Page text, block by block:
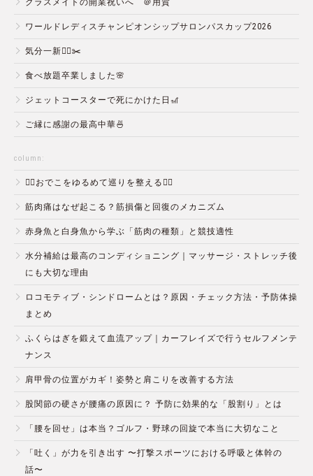
クラスメイトの開業祝いへ ＠用賀
ワールドレディスチャンピオンシップサロンパスカップ2026
気分一新💇‍♂️✂️
食べ放題卒業しました🌸
ジェットコースターで死にかけた日🎢
ご縁に感謝の最高中華🍜
column:
💆‍♀️おでこをゆるめて巡りを整える💆‍♂️
筋肉痛はなぜ起こる？筋損傷と回復のメカニズム
赤身魚と白身魚から学ぶ「筋肉の種類」と競技適性
水分補給は最高のコンディショニング｜マッサージ・ストレッチ後
にも大切な理由
ロコモティブ・シンドロームとは？原因・チェック方法・予防体操
まとめ
ふくらはぎを鍛えて血流アップ｜カーフレイズで行うセルフメンテ
ナンス
肩甲骨の位置がカギ！姿勢と肩こりを改善する方法
股関節の硬さが腰痛の原因に？ 予防に効果的な「股割り」とは
「腰を回せ」は本当？ゴルフ・野球の回旋で本当に大切なこと
「吐く」が力を引き出す 〜打撃スポーツにおける呼吸と体幹の
話〜